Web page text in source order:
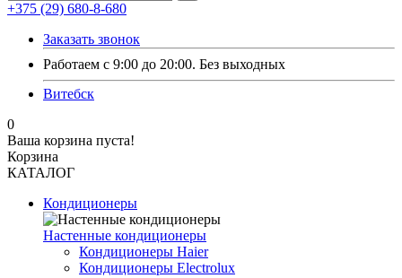
+375 (29) 680-8-680
Заказать звонок
Работаем с 9:00 до 20:00. Без выходных
Витебск
0
Ваша корзина пуста!
Корзина
КАТАЛОГ
Кондиционеры
Настенные кондиционеры
Кондиционеры Haier
Кондиционеры Electrolux